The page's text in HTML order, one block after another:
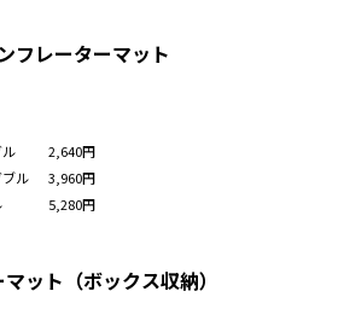
フレーターマット
2,640円
ル
3,960円
5,280円
ット（ボックス収納）